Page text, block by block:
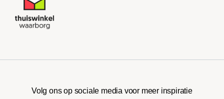
Volg ons op sociale media voor meer inspiratie